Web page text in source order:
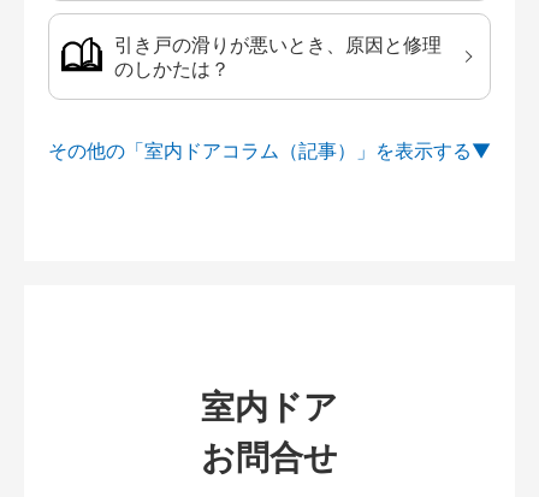
引き戸の滑りが悪いとき、原因と修理
のしかたは？
その他の「室内ドアコラム（記事）」を
室内ドア
お問合せ